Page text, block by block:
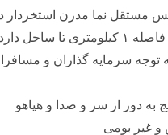
مستقل نما مدرن
🔴علمده سرخرود که فاصله ۱
توجه سرمایه گذاران و
دور از سر و صدا و هیاهو
و غیر بومی